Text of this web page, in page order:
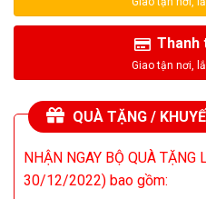
Thanh
QUÀ TẶNG /
NHẬN NGAY BỘ QUÀ
30/12/2022) bao gồm: